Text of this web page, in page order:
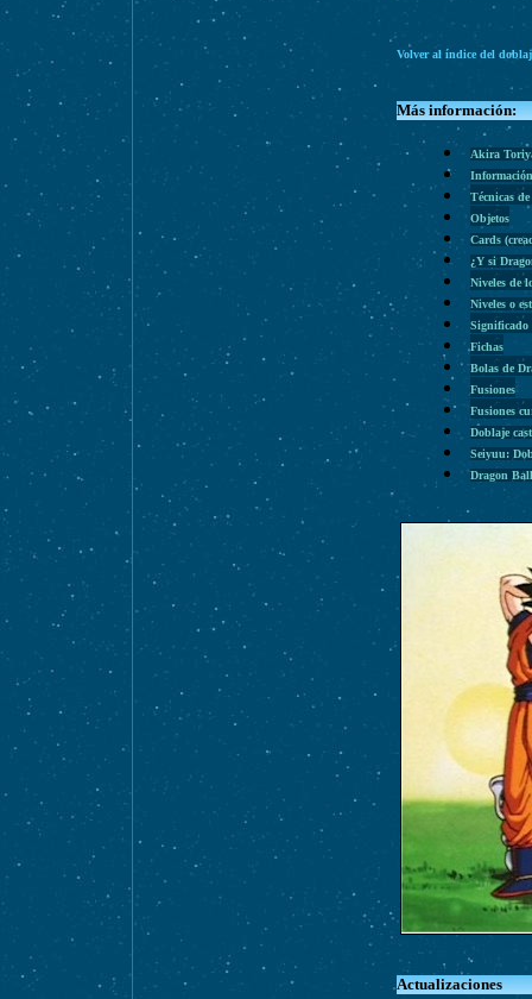
Volver al índice del
Más información:
Akira
Técnicas de
Objetos
Cards
¿Y si
Niveles de
Niveles o
Significado
Fichas
Bolas de
Fusiones
Fusiones
Doblaje
Seiyuu:
Dragon
Actualizaciones